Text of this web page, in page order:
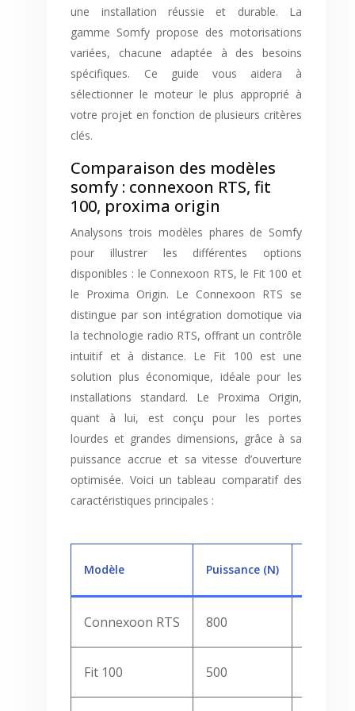
une installation réussie et durable. La
gamme Somfy propose des motorisations
variées, chacune adaptée à des besoins
spécifiques. Ce guide vous aidera à
sélectionner le moteur le plus approprié à
votre projet en fonction de plusieurs critères
clés.
Comparaison des modèles
somfy : connexoon RTS, fit
100, proxima origin
Analysons trois modèles phares de Somfy
pour illustrer les différentes options
disponibles : le Connexoon RTS, le Fit 100 et
le Proxima Origin. Le Connexoon RTS se
distingue par son intégration domotique via
la technologie radio RTS, offrant un contrôle
intuitif et à distance. Le Fit 100 est une
solution plus économique, idéale pour les
installations standard. Le Proxima Origin,
quant à lui, est conçu pour les portes
lourdes et grandes dimensions, grâce à sa
puissance accrue et sa vitesse d’ouverture
optimisée. Voici un tableau comparatif des
caractéristiques principales :
Modèle Puissance (N)
Connexoon RTS 800
Fit 100 500